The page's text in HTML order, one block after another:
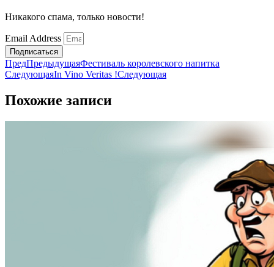
Никакого спама, только новости!
Email Address
Подписаться
ПредПредыдущаяФестиваль королевского напитка
СледующаяIn Vino Veritas !Следующая
Похожие записи